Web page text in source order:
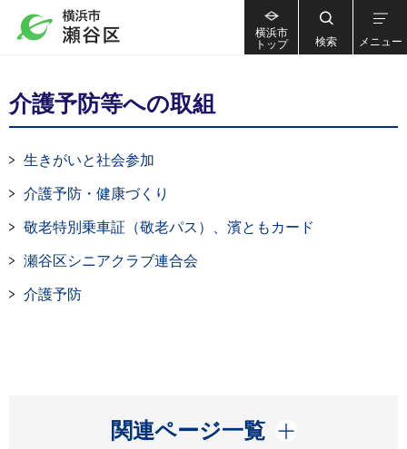
横浜市
トップ
検索 メニュー
介護予防等への取組
生きがいと社会参加
介護予防・健康づくり
敬老特別乗車証（敬老パス）、濱ともカード
瀬谷区シニアクラブ連合会
介護予防
関連ページ一覧
開く